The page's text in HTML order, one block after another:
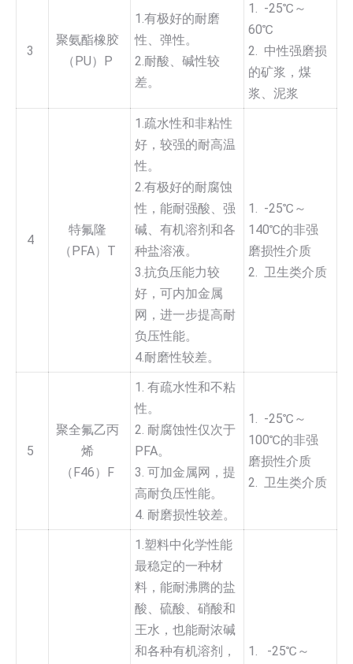
3
聚氨酯橡胶
（PU）P
1.有极好的耐磨
性、弹性。
2.耐酸、碱性较
差。
1. -25℃～
60℃
2. 中性强磨损
的矿浆，煤
浆、泥浆
4
特氟隆
（PFA）T
1.疏水性和非粘性
好，较强的耐高温
性。
2.有极好的耐腐蚀
性，能耐强酸、强
碱、有机溶剂和各
种盐溶液。
3.抗负压能力较
好，可内加金属
网，进一步提高耐
负压性能。
4.耐磨性较差。
1. -25℃～
140℃的非强
磨损性介质
2. 卫生类介质
5
聚全氟乙丙
烯
（F46）F
1. 有疏水性和不粘
性。
2. 耐腐蚀性仅次于
PFA。
3. 可加金属网，提
高耐负压性能。
4. 耐磨损性较差。
1. -25℃～
100℃的非强
磨损性介质
2. 卫生类介质
1.塑料中化学性能
最稳定的一种材
料，能耐沸腾的盐
酸、硫酸、硝酸和
王水，也能耐浓碱
和各种有机溶剂，
1. -25℃～